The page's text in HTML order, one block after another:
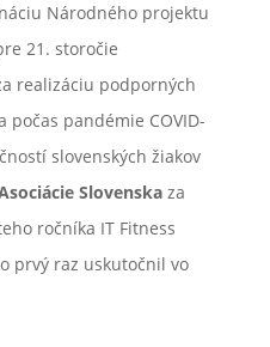
Národného projektu
21. storočie
realizáciu podporných
pandémie COVID-
slovenských žiakov
Slovenskaza
ročníka IT Fitness
prvý raz uskutočnil vo